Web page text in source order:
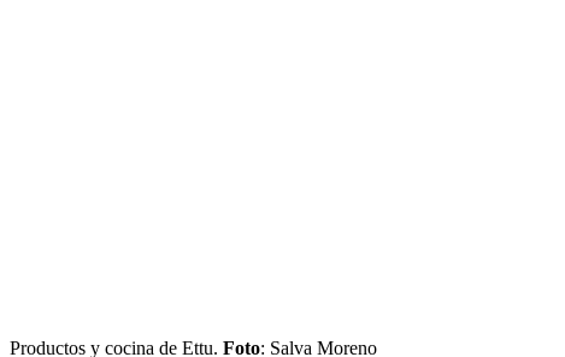
Productos y cocina de Ettu. Foto: Salva Moreno